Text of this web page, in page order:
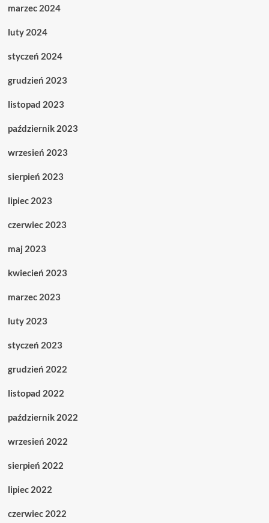
marzec 2024
luty 2024
styczeń 2024
grudzień 2023
listopad 2023
październik 2023
wrzesień 2023
sierpień 2023
lipiec 2023
czerwiec 2023
maj 2023
kwiecień 2023
marzec 2023
luty 2023
styczeń 2023
grudzień 2022
listopad 2022
październik 2022
wrzesień 2022
sierpień 2022
lipiec 2022
czerwiec 2022